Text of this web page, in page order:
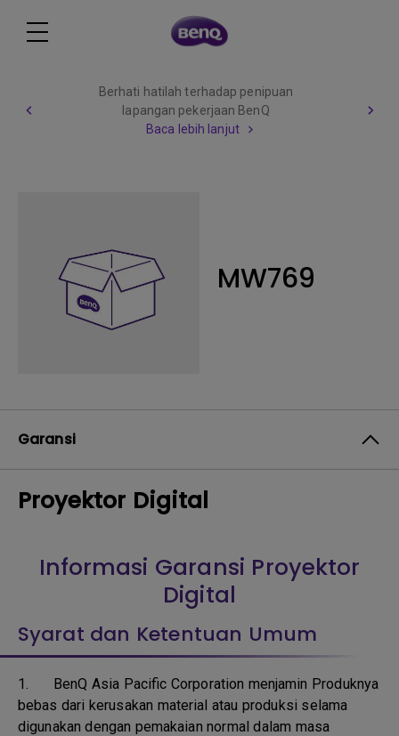
Berhati hatilah terhadap penipuan
lapangan pekerjaan BenQ
Baca lebih lanjut
MW769
Garansi
Proyektor Digital
Informasi Garansi Proyektor
Digital
Syarat dan Ketentuan Umum
1. BenQ Asia Pacific Corporation menjamin Produknya
bebas dari kerusakan material atau produksi selama
digunakan dengan pemakaian normal dalam masa